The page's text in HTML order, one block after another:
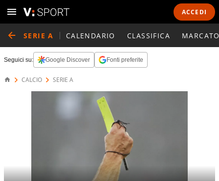
ACCEDI
SERIE A CALENDARIO CLASSIFICA
Seguici su: Google Discover Fonti preferite
CALCIO SERIE A